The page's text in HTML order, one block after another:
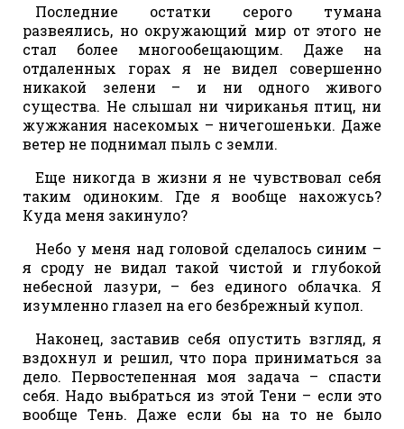
Последние остатки серого тумана
развеялись, но окружающий мир от этого не
стал более многообещающим. Даже на
отдаленных горах я не видел совершенно
никакой зелени – и ни одного живого
существа. Не слышал ни чириканья птиц, ни
жужжания насекомых – ничегошеньки. Даже
ветер не поднимал пыль с земли.
Еще никогда в жизни я не чувствовал себя
таким одиноким. Где я вообще нахожусь?
Куда меня закинуло?
Небо у меня над головой сделалось синим –
я сроду не видал такой чистой и глубокой
небесной лазури, – без единого облачка. Я
изумленно глазел на его безбрежный купол.
Наконец, заставив себя опустить взгляд, я
вздохнул и решил, что пора приниматься за
дело. Первостепенная моя задача – спасти
себя. Надо выбраться из этой Тени – если это
вообще Тень. Даже если бы на то не было